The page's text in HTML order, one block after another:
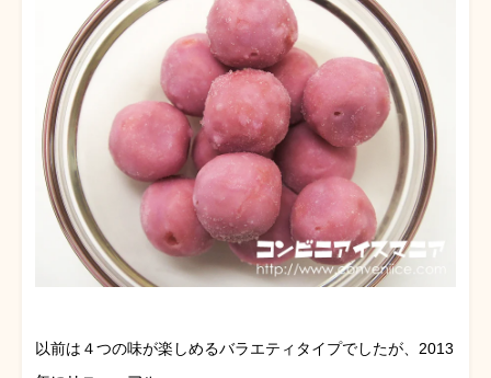
以前は４つの味が楽しめるバラエティタイプでしたが、2013